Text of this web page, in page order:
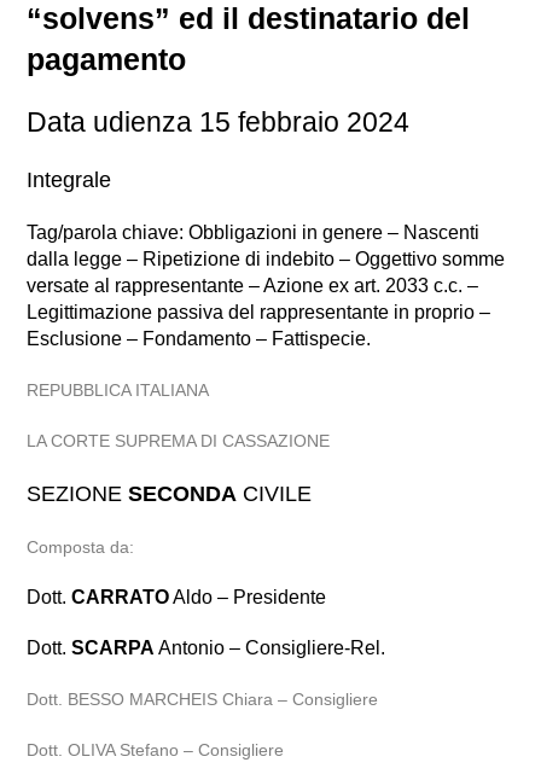
“solvens” ed il destinatario del
pagamento
Data udienza 15 febbraio 2024
Integrale
Tag/parola chiave: Obbligazioni in genere – Nascenti
dalla legge – Ripetizione di indebito – Oggettivo somme
versate al rappresentante – Azione ex art. 2033 c.c. –
Legittimazione passiva del rappresentante in proprio –
Esclusione – Fondamento – Fattispecie.
REPUBBLICA ITALIANA
LA CORTE SUPREMA DI CASSAZIONE
SEZIONESECONDA CIVILE
Composta da:
Dott.CARRATOAldo – Presidente
Dott.SCARPA Antonio – Consigliere-Rel.
Dott. BESSO MARCHEIS Chiara – Consigliere
Dott. OLIVA Stefano – Consigliere